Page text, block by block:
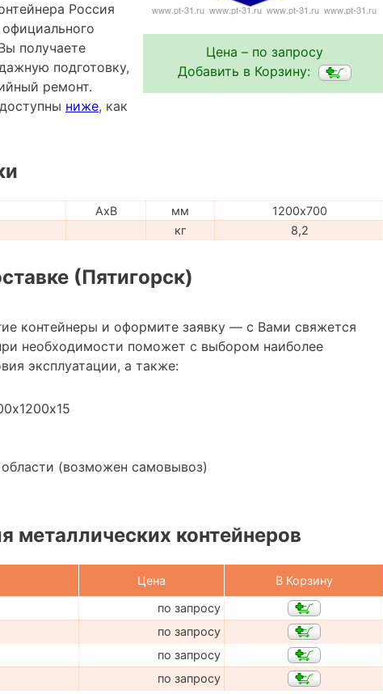
Цена – по запросу
Добавить в Корзину:
Россия
получаете
подготовку,
ремонт.
ниже, как
AxB мм
1200х700
кг 8,2
(Пятигорск)
контейнеры и оформите заявку — с Вами свяжется
необходимости поможет с выбором наиболее
эксплуатации, а также:
(возможен самовывоз)
контейнеров
Цена В Корзину
по запросу
по запросу
по запросу
по запросу